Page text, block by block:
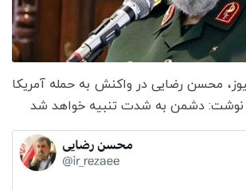
محسن رضایی در واکنش به حمله آمریکا
نوشت: دشمن به شدت تنبیه خواهد شد